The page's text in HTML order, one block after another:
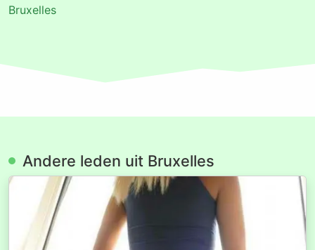
Bruxelles
Andere leden uit Bruxelles